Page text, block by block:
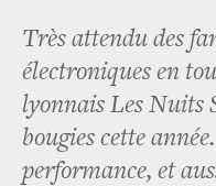
Très attendu des
électroniques en
lyonnais Les Nuits
bougies cette
performance, et